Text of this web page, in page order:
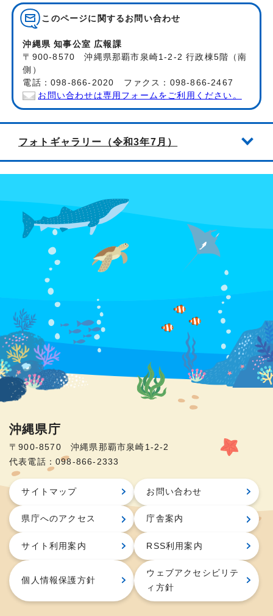
このページに関する お問い合わせ
沖縄県 知事公室 広報課
〒900-8570 沖縄県那覇市泉崎1-2-2 行政棟5階（南
側）
電話：098-866-2020 ファクス：098-866-2467
お問い合わせは専用フォームをご利用ください。
フォトギャラリー（令和3年7月）
沖縄県庁
〒900-8570 沖縄県那覇市泉崎1-2-2
代表電話：098-866-2333
サイトマップ お問い合わせ
県庁へのアクセス 庁舎案内
サイト利用案内 RSS利用案内
個人情報保護方針
ウェブアクセシビリテ
ィ方針